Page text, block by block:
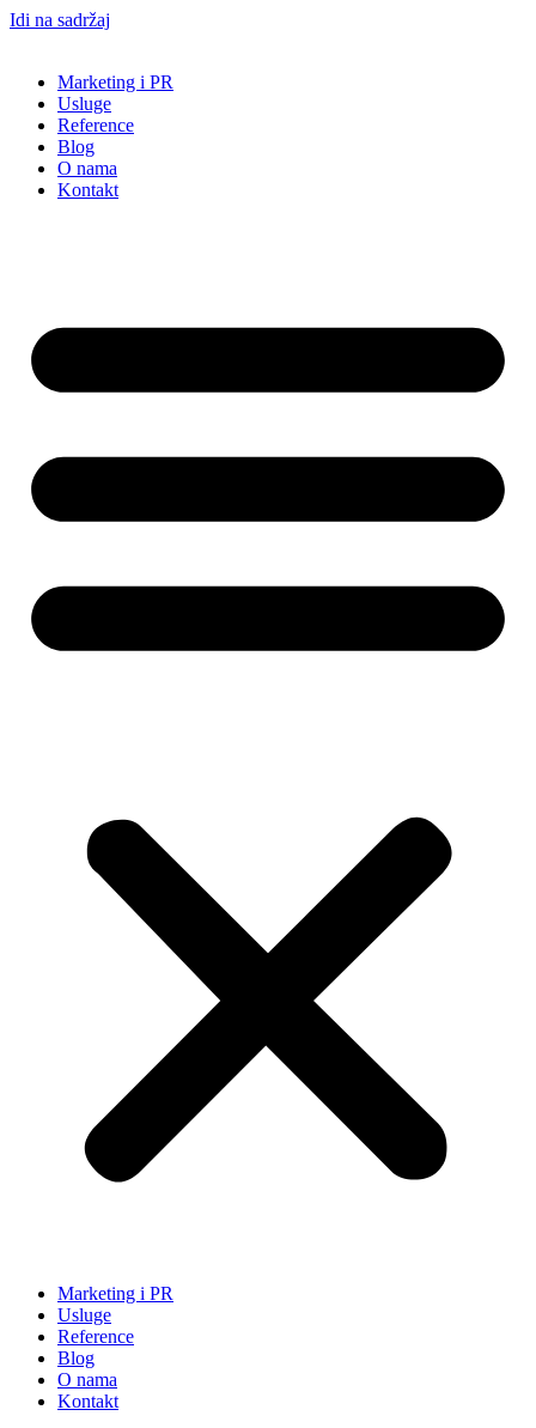
Idi na sadržaj
Marketing i PR
Usluge
Reference
Blog
O nama
Kontakt
Marketing i PR
Usluge
Reference
Blog
O nama
Kontakt